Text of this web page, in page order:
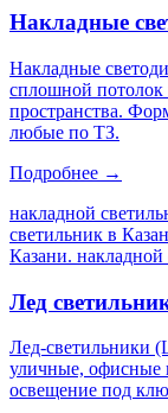
Накладные
Накладные
сплошной потолок
пространства.
любые по ТЗ.
Подробнее →
накладной
светильник в
Казани. накладной
Лед
Лед-светильники
уличные,
освещение под